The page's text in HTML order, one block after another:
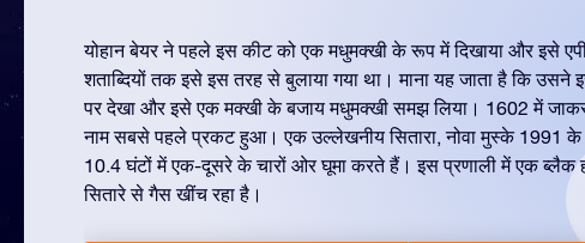
योहान बेयर ने पहले इस कीट को एक मधुमक्खी के रूप में दिखाया और इसे
शताब्दियों तक इसे इस तरह से बुलाया गया था। माना यह जाता है कि उसने
पर देखा और इसे एक मक्खी के बजाय मधुमक्खी समझ लिया। 1602 में जाकर
नाम सबसे पहले प्रकट हुआ। एक उल्लेखनीय सितारा, नोवा मुस्के 1991 के
10.4 घंटों में एक-दूसरे के चारों ओर घूमा करते हैं। इस प्रणाली में एक ब्लैक
सितारे से गैस खींच रहा है।